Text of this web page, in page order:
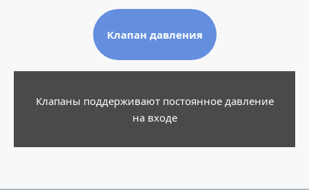
Клапан давления
Клапаны поддерживают постоянное давление
на входе